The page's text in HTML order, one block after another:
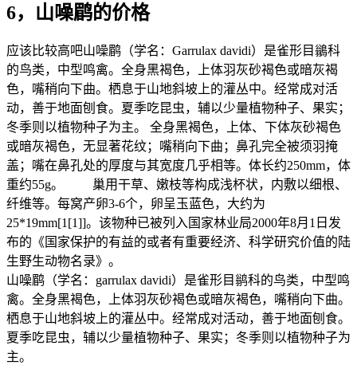
6，山噪鹛的价格
应该比较高吧山噪鹛（学名：Garrulax davidi）是雀形目鶲科
的鸟类，中型鸣禽。全身黑褐色，上体羽灰砂褐色或暗灰褐
色，嘴稍向下曲。栖息于山地斜坡上的灌丛中。经常成对活
动，善于地面刨食。夏季吃昆虫，辅以少量植物种子、果实；
冬季则以植物种子为主。 全身黑褐色，上体、下体灰砂褐色
或暗灰褐色，无显著花纹；嘴稍向下曲；鼻孔完全被须羽掩
盖；嘴在鼻孔处的厚度与其宽度几乎相等。体长约250mm，体
重约55g。 巢用干草、嫩枝等构成浅杯状，内敷以细根、
纤维等。每窝产卵3-6个，卵呈玉蓝色，大约为
25*19mm[1[1]]。该物种已被列入国家林业局2000年8月1日发
布的《国家保护的有益的或者有重要经济、科学研究价值的陆
生野生动物名录》。
山噪鹛（学名：garrulax davidi）是雀形目鹟科的鸟类，中型鸣
禽。全身黑褐色，上体羽灰砂褐色或暗灰褐色，嘴稍向下曲。
栖息于山地斜坡上的灌丛中。经常成对活动，善于地面刨食。
夏季吃昆虫，辅以少量植物种子、果实；冬季则以植物种子为
主。